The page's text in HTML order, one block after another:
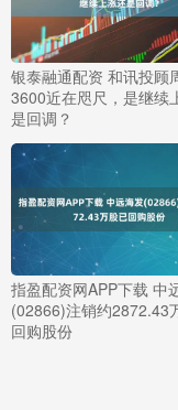
银泰融通配资 和讯投顾
3600近在咫尺，是继续
是回调？
指盈配资网APP下载 中
(02866)注销约2872.43
回购股份